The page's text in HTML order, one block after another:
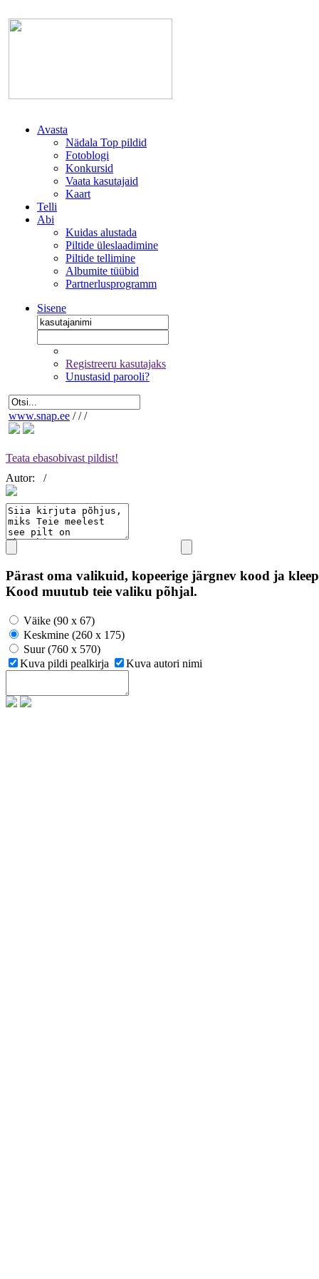
Avasta
Nädala Top pildid
Fotoblogi
Konkursid
Vaata kasutajaid
Kaart
Telli
Abi
Kuidas alustada
Piltide üleslaadimine
Piltide tellimine
Albumite tüübid
Partnerlusprogramm
Sisene
Registreeru kasutajaks
Unustasid parooli?
www.snap.ee / / /
Teata ebasobivast pildist!
Autor:
/
Pärast oma valikuid, kopeerige järgnev kood ja
Kood muutub teie valiku põhjal.
Väike (90 x 67)
Keskmine (260 x 175)
Suur (760 x 570)
Kuva pildi pealkirja
Kuva autori nimi